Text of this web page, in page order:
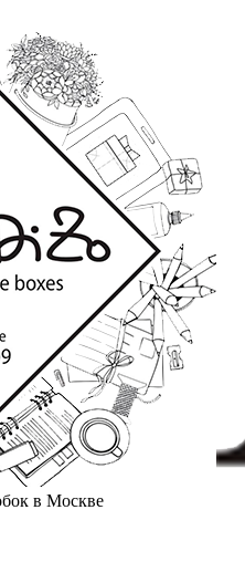
в Москве